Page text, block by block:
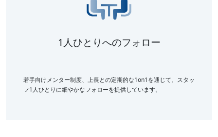
1人ひとりへのフォロー
若手向けメンター制度、上長との定期的な1on1を通じて、スタッ
フ1人ひとりに細やかなフォローを提供しています。